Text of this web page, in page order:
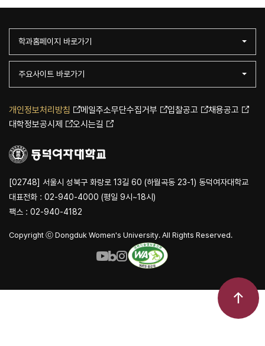
개인정보처리방침 메일주소무단수집거부 입찰공고
채용공고
대학정보공시제
오시는길
주요사이트 바로가기
학과홈페이지 바로가기
[02748] 서울시 성북구 화랑로 13길 60 (하월곡동 23-1) 동덕여자대학교
대표전화 : 02-940-4000 (평일 9시~18시)
팩스 : 02-940-4182
Copyright ⓒ Dongduk Women's University. All Rights Reserved.